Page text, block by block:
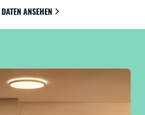
alle Vorteile der
ohne Blendung, ohne Flackern
der Augen. Sie sind
ANSEHEN